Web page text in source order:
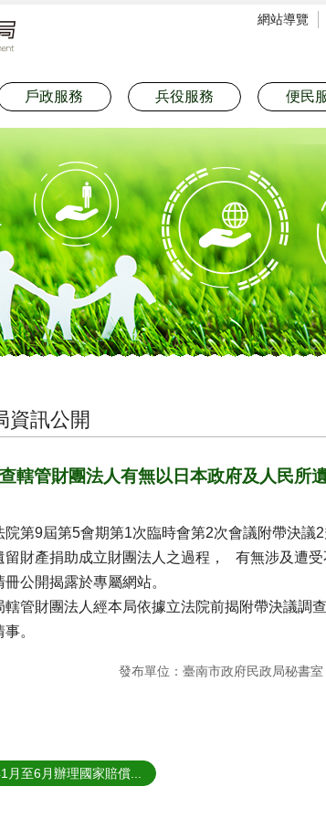
網站導覽
戶政服務 兵役服務 便民
資訊公開
轄管財團法人有無以日本政府及人民所
院第9屆第5會期第1次臨時會第2次會議附帶決議
留財產捐助成立財團法人之過程， 有無涉及遭
冊公開揭露於專屬網站。
轄管財團法人經本局依據立法院前揭附帶決議調
。
發布單位：臺南市政府民政局秘書室
月至6月辦理國家賠償...